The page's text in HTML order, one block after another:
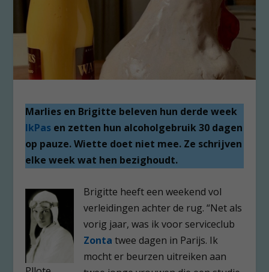
Marlies en Brigitte beleven hun derde week
IkPas en zetten hun alcoholgebruik 30 dagen
op pauze. Wiette doet niet mee. Ze schrijven
elke week wat hen bezighoudt.
Brigitte heeft een weekend vol
verleidingen achter de rug. “Net als
vorig jaar, was ik voor serviceclub
Zonta twee dagen in Parijs. Ik
mocht er beurzen uitreiken aan